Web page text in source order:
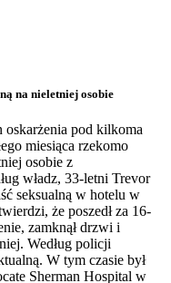
na nieletniej osobie
oskarżenia pod kilkoma
miesiąca rzekomo
osobie z
władz, 33-letni Trevor
seksualną w hotelu w
że poszedł za 16-
zamknął drzwi i
Według policji
W tym czasie był
Sherman Hospital w